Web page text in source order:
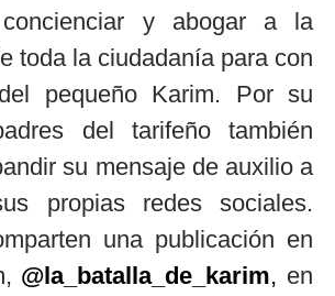
y abogar a la
toda la ciudadanía para con
pequeño Karim. Por su
del tarifeño también
su mensaje de auxilio a
propias redes sociales.
una publicación en
@la_batalla_de_karim, en